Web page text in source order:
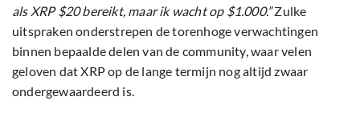
als XRP $20 bereikt, maar ik wacht op $1.000.”Zulke
uitspraken onderstrepen de torenhoge verwachtingen
binnen bepaalde delen van de community, waar velen
geloven dat XRP op de lange termijn nog altijd zwaar
ondergewaardeerd is.